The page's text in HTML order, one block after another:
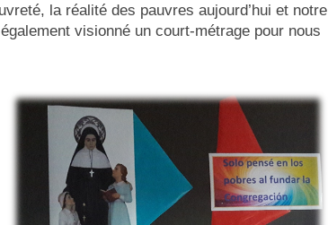
la réalité des pauvres aujourd’hui et notre
visionné un court-métrage pour nous